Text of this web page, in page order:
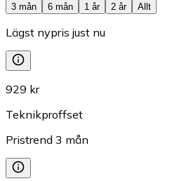
3 mån
6 mån 1 år 2 år Allt
Lägst nypris just nu
929 kr
Teknikproffset
Pristrend 3 mån